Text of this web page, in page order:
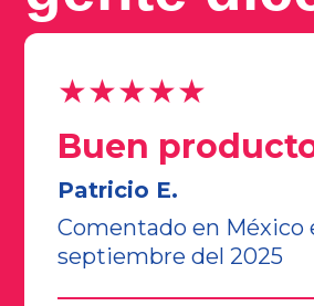
★★★★★
Buen
Patricio E.
Comentado en México
septiembre del 2025